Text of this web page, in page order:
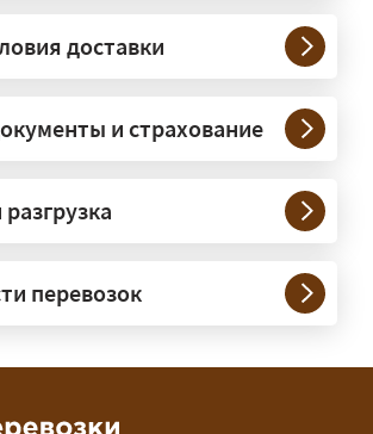
рассчитанных на
технику и
Транспорт подбираем
размеры и вес груза.
Потребность в машинах
зависит от габаритов
это определяется
доставки
и страхование
перевозок